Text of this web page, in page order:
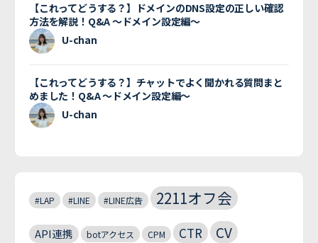
【これってどうする？】ドメインのDNS設定の正しい確認
方法を解説！Q&A 〜ドメイン設定編〜
U-chan
【これってどうする？】チャットでよく聞かれる質問まと
めました！Q&A 〜ドメイン設定編〜
U-chan
#LAP #LINE #LINE広告 2211オフ会
API連携 botアクセス CPM CTR CV